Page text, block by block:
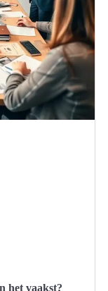
het vaakst?